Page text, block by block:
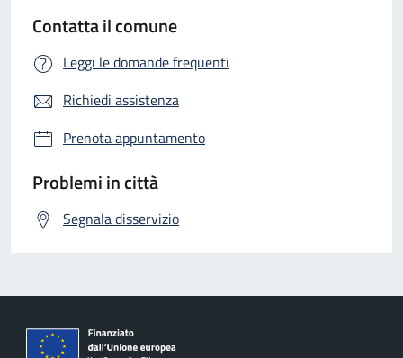
Contatta il comune
Leggi le domande frequenti
Richiedi assistenza
Prenota appuntamento
Problemi in città
Segnala disservizio